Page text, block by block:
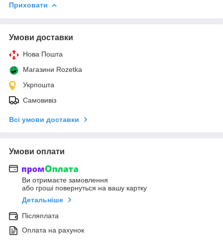
Приховати
Умови доставки
Нова Пошта
Магазини Rozetka
Укрпошта
Самовивіз
Всі умови доставки
Умови оплати
Ви отримаєте замовлення
або гроші повернуться на вашу картку
Детальніше
Післяплата
Оплата на рахунок